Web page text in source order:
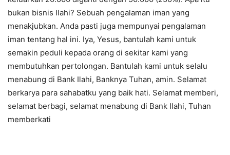
bukan bisnis Ilahi? Sebuah pengalaman iman yang
menakjubkan. Anda pasti juga mempunyai pengalaman
iman tentang hal ini. Iya, Yesus, bantulah kami untuk
semakin peduli kepada orang di sekitar kami yang
membutuhkan pertolongan. Bantulah kami untuk selalu
menabung di Bank Ilahi, Banknya Tuhan, amin. Selamat
berkarya para sahabatku yang baik hati. Selamat memberi,
selamat berbagi, selamat menabung di Bank Ilahi, Tuhan
memberkati